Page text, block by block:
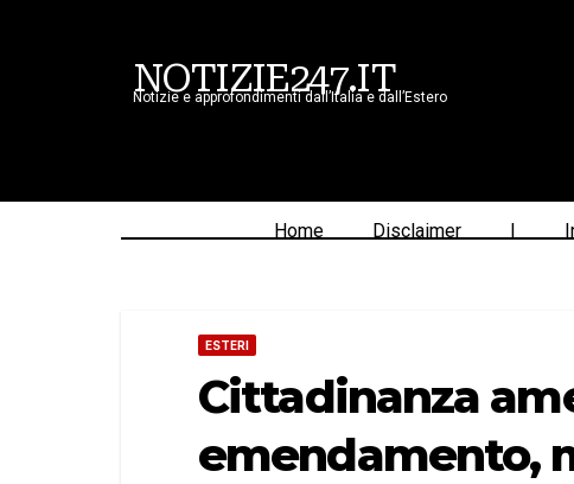
NOTIZIE247.IT
Notizie e approfondimenti dall’Italia e dall’Estero
Home Disclaimer |
ESTERI
Cittadinanza
emendamento,